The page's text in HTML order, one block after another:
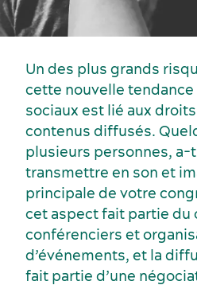
Activités et expériences
Un des plus grands
cette nouvelle
sociaux est lié aux
contenus diffusés.
plusieurs personnes,
transmettre en son et
principale de votre
cet aspect fait partie du
conférenciers et
d’événements, et la
fait partie d’une